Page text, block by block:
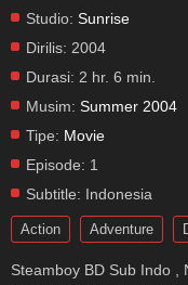
Studio: Sunrise
Dirilis: 2004
Durasi: 2 hr. 6 min.
Musim: Summer 2004
Tipe: Movie
Episode: 1
Subtitle: Indonesia
Action Adventure
Steamboy BD Sub Indo ,